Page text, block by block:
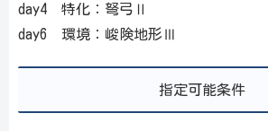
day4 特化：弩弓Ⅱ
day6 環境：峻険地形Ⅲ
指定可能条件